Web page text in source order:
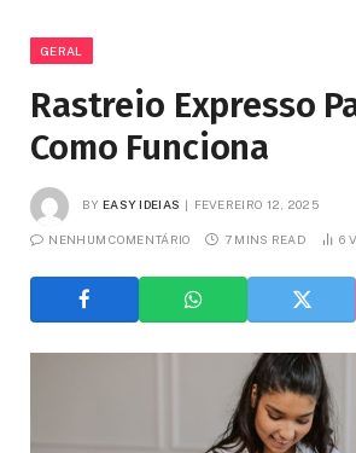
GERAL
Rastreio Expresso
Como Funciona
BY EASY IDEIAS FEVEREIRO 12, 2025
NENHUM COMENTÁRIO 7 MINS READ 6